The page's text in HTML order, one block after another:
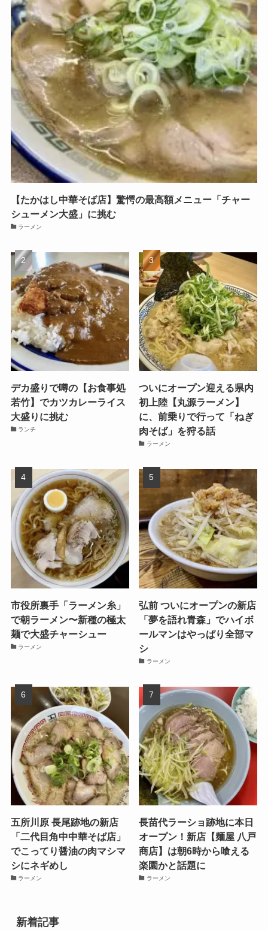
【たかはし中華そば店】驚愕の最高額メニュー「チャー
シューメン大盛」に挑む
ラーメン
デカ盛りで噂の【お食事処
若竹】でカツカレーライス
大盛りに挑む
ランチ
ついにオープン迎える県内
初上陸【丸源ラーメン】
に、前乗りで行って「ねぎ
肉そば」を狩る話
ラーメン
市役所裏手「ラーメン糸」
で朝ラーメン〜新種の極太
麺で大盛チャーシュー
ラーメン
弘前 ついにオープンの新店
「夢を語れ青森」でハイボ
ールマンはやっぱり全部マ
シ
ラーメン
五所川原 長尾跡地の新店
「二代目角中中華そば店」
でこってり醤油の肉マシマ
シにネギめし
ラーメン
長苗代ラーショ跡地に本日
オープン！新店【麺屋 八戸
商店】は朝6時から喰える
楽園かと話題に
ラーメン
新着記事